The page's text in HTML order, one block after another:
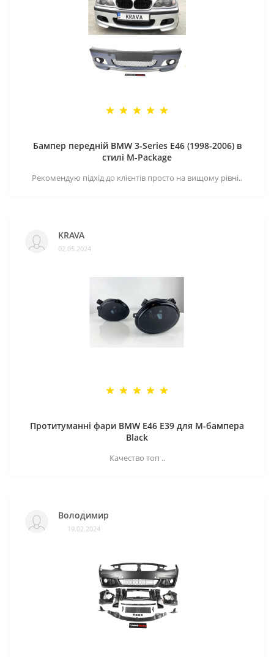
Бампер передній BMW 3-Series E46 (1998-2006) в
стилі M-Package
Рекомендую підхід до клієнтів просто на вищому рівні..
KRAVA
02.05.2024
Протитуманні фари BMW E46 E39 для M-бампера
Black
Качество топ ..
Володимир
19.02.2024